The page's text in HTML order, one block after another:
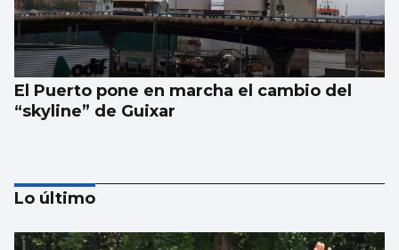
El Puerto pone en marcha el cambio del
“skyline” de Guixar
Lo último